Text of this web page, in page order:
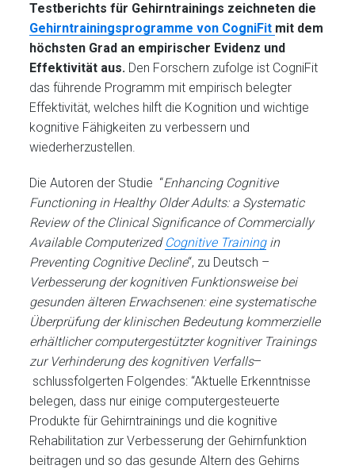
Testberichts für Gehirntrainings zeichneten die
Gehirntrainingsprogramme von CogniFit mit dem
höchsten Grad an empirischer Evidenz und
Effektivität aus. Den Forschern zufolge ist CogniFit
das führende Programm mit empirisch belegter
Effektivität, welches hilft die Kognition und wichtige
kognitive Fähigkeiten zu verbessern und
wiederherzustellen.
Die Autoren der Studie “Enhancing Cognitive
Functioning in Healthy Older Adults: a Systematic
Review of the Clinical Significance of Commercially
Available Computerized Cognitive Trainingin
Preventing Cognitive Decline“, zu Deutsch –
Verbesserung der kognitiven Funktionsweise bei
gesunden älteren Erwachsenen: eine systematische
Überprüfung der klinischen Bedeutung kommerzielle
erhältlicher computergestützter kognitiver Trainings
zur Verhinderung des kognitiven Verfalls–
schlussfolgerten Folgendes: “Aktuelle Erkenntnisse
belegen, dass nur einige computergesteuerte
Produkte für Gehirntrainings und die kognitive
Rehabilitation zur Verbesserung der Gehirnfunktion
beitragen und so das gesunde Altern des Gehirns